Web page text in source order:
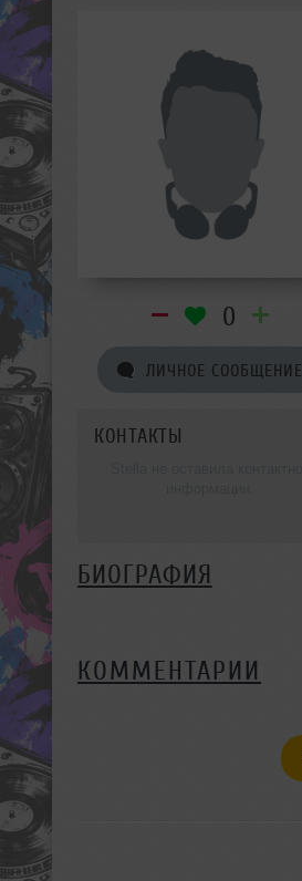
0
ЛИЧНОЕ СООБЩЕНИЕ
КОНТАКТЫ
БИОГРАФИЯ
КОММЕНТАРИИ